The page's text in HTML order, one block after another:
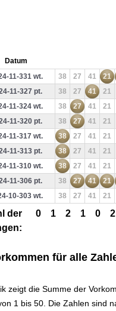
Datum
11-331 wt. 38 27 41 21
11-327 pt. 38 27 41 21
11-324 wt. 38 27 41 21
11-320 pt. 38 27 41 21
11-317 wt. 38 27 41 21
11-313 pt. 38 27 41 21
11-310 wt. 38 27 41 21
11-306 pt. 38 27 41 21
10-303 wt. 38 27 41 21
der
0 1 2 1 0 2
für alle
zeigt die Summe der
1 bis 50. Die Zahlen sind